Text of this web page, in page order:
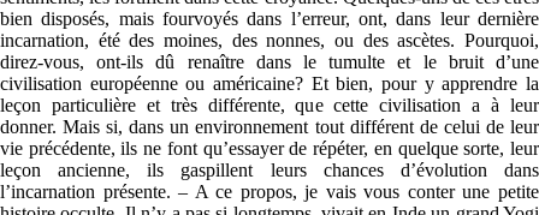
bien disposés, mais fourvoyés dans l’erreur, ont, dans leur dernière
incarnation, été des moines, des nonnes, ou des ascètes. Pourquoi,
direz-vous, ont-ils dû renaître dans le tumulte et le bruit d’une
civilisation européenne ou américaine? Et bien, pour y apprendre la
leçon particulière et très différente, que cette civilisation a à leur
donner. Mais si, dans un environnement tout différent de celui de leur
vie précédente, ils ne font qu’essayer de répéter, en quelque sorte, leur
leçon ancienne, ils gaspillent leurs chances d’évolution dans
l’incarnation présente. – A ce propos, je vais vous conter une petite